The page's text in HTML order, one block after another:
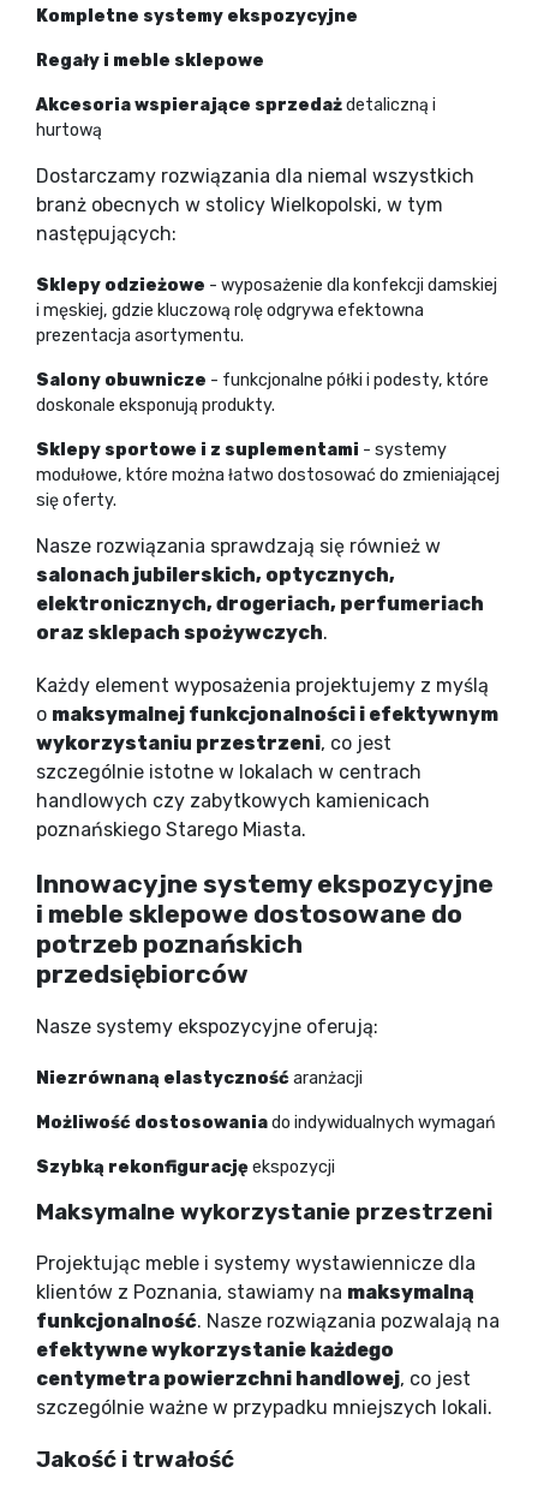
Kompletne systemy ekspozycyjne
Regały i meble sklepowe
Akcesoria wspierające sprzedażdetaliczną i
hurtową
Dostarczamy rozwiązania dla niemal wszystkich
branż obecnych w stolicy Wielkopolski, w tym
następujących:
Sklepy odzieżowe - wyposażenie dla konfekcji damskiej
i męskiej, gdzie kluczową rolę odgrywa efektowna
prezentacja asortymentu.
Salony obuwnicze - funkcjonalne półki i podesty, które
doskonale eksponują produkty.
Sklepy sportowe i z suplementami - systemy
modułowe, które można łatwo dostosować do zmieniającej
się oferty.
Nasze rozwiązania sprawdzają się również w
salonach jubilerskich, optycznych,
elektronicznych, drogeriach, perfumeriach
oraz sklepach spożywczych.
Każdy element wyposażenia projektujemy z myślą
o maksymalnej funkcjonalności i efektywnym
wykorzystaniu przestrzeni, co jest
szczególnie istotne w lokalach w centrach
handlowych czy zabytkowych kamienicach
poznańskiego Starego Miasta.
Innowacyjne systemy ekspozycyjne
i meble sklepowe dostosowane do
potrzeb poznańskich
przedsiębiorców
Nasze systemy ekspozycyjne oferują:
Niezrównaną elastycznośćaranżacji
Możliwość dostosowaniado indywidualnych wymagań
Szybką rekonfiguracjęekspozycji
Maksymalne wykorzystanie przestrzeni
Projektując meble i systemy wystawiennicze dla
klientów z Poznania, stawiamy na maksymalną
funkcjonalność. Nasze rozwiązania pozwalają na
efektywne wykorzystanie każdego
centymetra powierzchni handlowej, co jest
szczególnie ważne w przypadku mniejszych lokali.
Jakość i trwałość